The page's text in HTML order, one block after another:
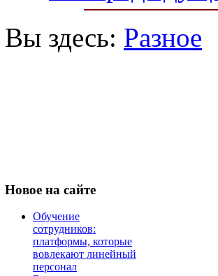
Вы здесь: Разное
Новое на сайте
Обучение
сотрудников:
платформы, которые
вовлекают линейный
персонал